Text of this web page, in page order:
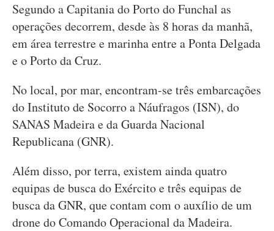
Segundo a Capitania do Porto do Funchal as
operações decorrem, desde às 8 horas da manhã,
em área terrestre e marinha entre a Ponta Delgada
e o Porto da Cruz.
No local, por mar, encontram-se três embarcações
do Instituto de Socorro a Náufragos (ISN), do
SANAS Madeira e da Guarda Nacional
Republicana (GNR).
Além disso, por terra, existem ainda quatro
equipas de busca do Exército e três equipas de
busca da GNR, que contam com o auxílio de um
drone do Comando Operacional da Madeira.